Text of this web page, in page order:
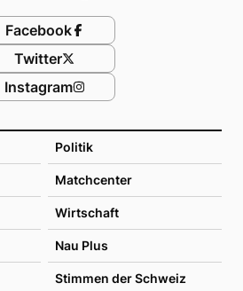
Politik
Matchcenter
Wirtschaft
Nau Plus
Stimmen der Schweiz
Facebook
Twitter
Instagram